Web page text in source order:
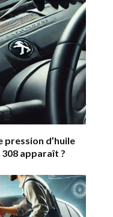
pression d’huile
apparaît ?